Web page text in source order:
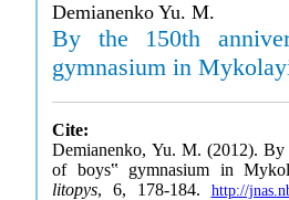
Demianenko Yu. M.
By the 150th
gymnasium in
Cite:
Demianenko, Yu. M. (2012). By
of boys‟ gymnasium in
litopys, 6, 178-184. http://